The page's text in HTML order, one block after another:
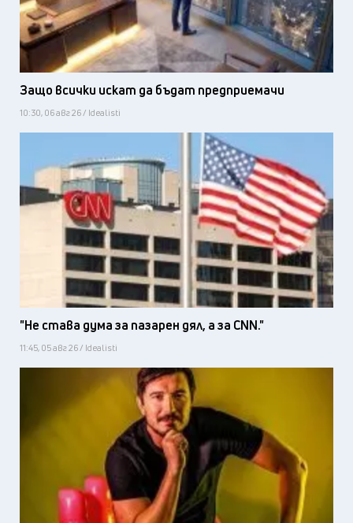
Защо всички искат да бъдат предприемачи
10:30, 06 авг 26 / Idealisti
"Не става дума за пазарен дял, а за CNN."
11:45, 05 авг 26 / Idealisti